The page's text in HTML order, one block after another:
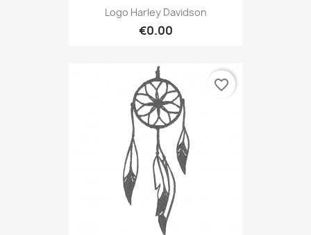
Logo Harley Davidson
€0.00
favorite_border